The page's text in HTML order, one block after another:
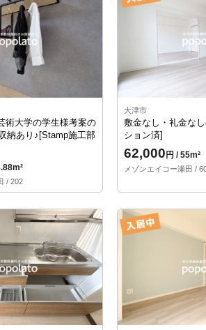
術大学の学生様考案の
納あり♪[Stamp施工部
/ 202
大津市
敷金なし・礼金な
ション済]
62,000 円 / 55m²
メゾンエイコー瀬田 /